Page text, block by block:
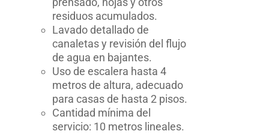
residuos acumulados.
Lavado detallado de
canaletas y revisión del flujo
de agua en bajantes.
Uso de escalera hasta 4
metros de altura, adecuado
para casas de hasta 2 pisos.
Cantidad mínima del
servicio: 10 metros lineales.